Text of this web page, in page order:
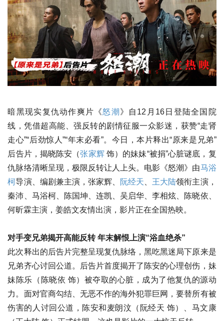
暗黑现实复仇动作爽片《怒潮 》自12月16日登陆全国院
线，凭借超高能、强反转的剧情征服一众影迷，获赞“走肾
走心”“后劲惊人”“年末必看”。今日，本片释出“原来是兄弟”
后告片，揭晓陈安（张家辉 饰）的妹妹“被捐”心脏谜底，复
仇脉络清晰呈现，极限反转让人上头。电影《怒潮》由马浴
柯导演、编剧兼主演，张家辉、 阮经天、王大陆领衔主演，
秦沛、马浴柯、陈国坤、连凯、吴启华、李相炫、陈晓依、
何昕霖主演，姜皓文友情出演，影片正在全国热映。
对手变兄弟揭开高能反转 年末解恨上演“浴血绝杀”
此次释出的后告片完整呈现复仇脉络，黑吃黑迷局下原来是
兄弟齐心讨回公道。后告片首度揭开了陈安的心理创伤，妹
妹陈乐（陈晓依 饰）被夺取的心脏，成为了他复仇的源动
力。面对官商勾结、无恶不作的海外犯罪巨网，要替所有被
伤害的人讨回公道，陈安和麦朗汶（阮经天 饰）、马文康